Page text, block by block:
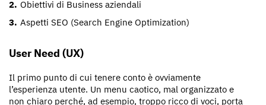
Obiettivi di Business aziendali
Aspetti SEO (Search Engine Optimization)
User Need (UX)
Il primo punto di cui tenere conto è ovviamente
l’esperienza utente. Un menu caotico, mal organizzato e
non chiaro perché, ad esempio, troppo ricco di voci, porta